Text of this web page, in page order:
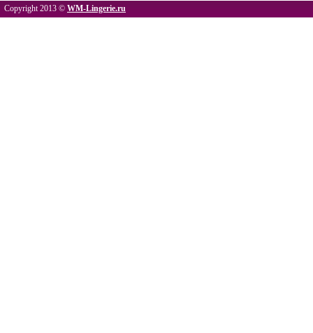
Copyright 2013 © WM-Lingerie.ru